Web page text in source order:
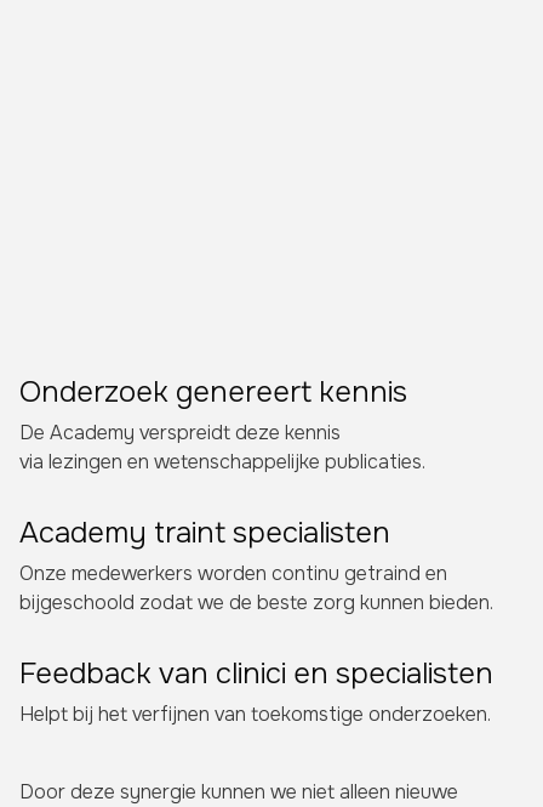
Onderzoek genereert kennis
De Academy verspreidt deze kennis
via lezingen en wetenschappelijke publicaties.
Academy traint specialisten
Onze medewerkers worden continu getraind en
bijgeschoold zodat we de beste zorg kunnen bieden.
Feedback van clinici en specialisten
Helpt bij het verfijnen van toekomstige onderzoeken.
Door deze synergie kunnen we niet alleen nieuwe